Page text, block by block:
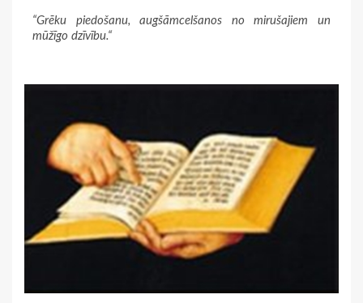
“Grēku piedošanu, augšāmcelšanos no mirušajiem un
mūžīgo dzīvību.“